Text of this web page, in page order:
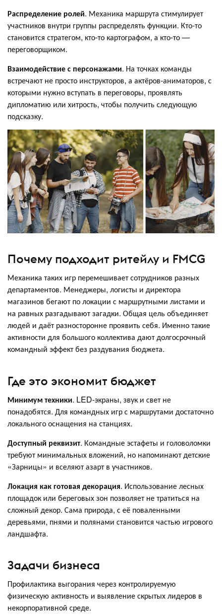
Распределение ролей. Механика маршрута стимулирует
участников внутри группы распределять функции. Кто-то
становится стратегом, кто-то картографом, а кто-то —
переговорщиком.
Взаимодействие с персонажами. На точках команды
встречают не просто инструкторов, а актёров-аниматоров, с
которыми нужно вступать в переговоры, проявлять
дипломатию или хитрость, чтобы получить следующую
подсказку.
Почему подходит ритейлу и FMCG
Механика таких игр перемешивает сотрудников разных
департаментов. Менеджеры, логисты и директора
магазинов бегают по локации с маршрутными листами и
на равных разгадывают загадки. Общая цель объединяет
людей и даёт разносторонне проявить себя. Именно такие
активности для большого коллектива дают долгосрочный
командный эффект без раздувания бюджета.
Где это экономит бюджет
Минимум техники. LED-экраны, звук и свет не
понадобятся. Для командных игр с маршрутами достаточно
локального оснащения на станциях.
Доступный реквизит. Командные эстафеты и головоломки
требуют минимальных вложений, но напоминают детские
«Зарницы» и вселяют азарт в участников.
Локация как готовая декорация. Использование лесных
площадок или береговых зон позволяет не тратиться на
сложный декор. Сама природа, с её поваленными
деревьями, пнями и полянами становится частью игрового
ландшафта.
Задачи бизнеса
Профилактика выгорания через контролируемую
физическую активность и выявление скрытых лидеров в
некорпоративной среде.